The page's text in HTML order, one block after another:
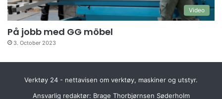
Video
På jobb med GG möbel
3. October 2023
Verktøy 24 - nettavisen om verktøy, maskiner og utstyr.
Ansvarlig redaktør: Brage Thorbjørnsen Søderholm